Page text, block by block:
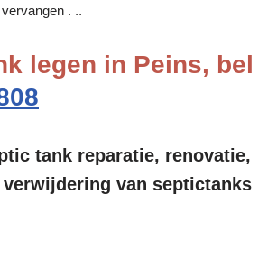
. ..
legen in Peins, bel
tank reparatie, renovatie,
van septictanks